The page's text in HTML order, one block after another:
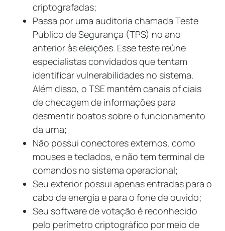
criptografadas;
Passa por uma auditoria chamada Teste
Público de Segurança (TPS) no ano
anterior às eleições. Esse teste reúne
especialistas convidados que tentam
identificar vulnerabilidades no sistema.
Além disso, o TSE mantém canais oficiais
de checagem de informações para
desmentir boatos sobre o funcionamento
da urna;
Não possui conectores externos, como
mouses e teclados, e não tem terminal de
comandos no sistema operacional;
Seu exterior possui apenas entradas para o
cabo de energia e para o fone de ouvido;
Seu software de votação é reconhecido
pelo perímetro criptográfico por meio de